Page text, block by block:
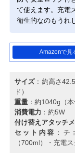
て使えます。充電
衛生的なのもうれ
Amazonで見
サイズ：約高さ
ド）
重量 ：約1040g（
消費電力 ：約5W
付け替えアタッチ
セット内容 ：
（700ml）・充電